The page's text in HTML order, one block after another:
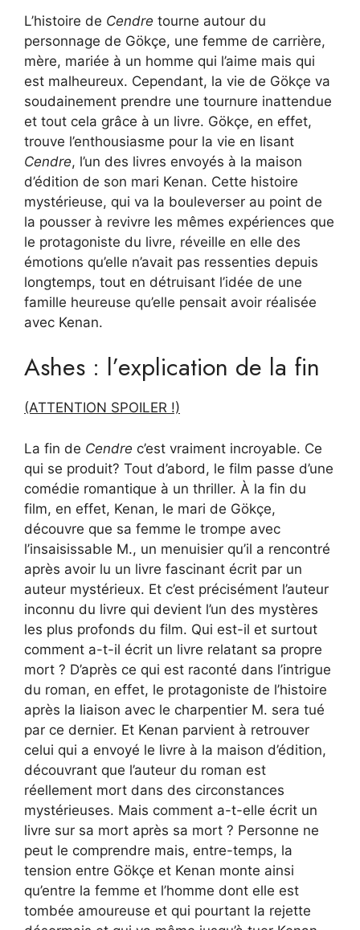
L’histoire de Cendre tourne autour du
personnage de Gökçe, une femme de carrière,
mère, mariée à un homme qui l’aime mais qui
est malheureux. Cependant, la vie de Gökçe va
soudainement prendre une tournure inattendue
et tout cela grâce à un livre. Gökçe, en effet,
trouve l’enthousiasme pour la vie en lisant
Cendre, l’un des livres envoyés à la maison
d’édition de son mari Kenan. Cette histoire
mystérieuse, qui va la bouleverser au point de
la pousser à revivre les mêmes expériences que
le protagoniste du livre, réveille en elle des
émotions qu’elle n’avait pas ressenties depuis
longtemps, tout en détruisant l’idée de ​​une
famille heureuse qu’elle pensait avoir réalisée
avec Kenan.
Ashes : l’explication de la fin
(ATTENTION SPOILER !)
La fin de Cendre c’est vraiment incroyable. Ce
qui se produit? Tout d’abord, le film passe d’une
comédie romantique à un thriller. À la fin du
film, en effet, Kenan, le mari de Gökçe,
découvre que sa femme le trompe avec
l’insaisissable M., un menuisier qu’il a rencontré
après avoir lu un livre fascinant écrit par un
auteur mystérieux. Et c’est précisément l’auteur
inconnu du livre qui devient l’un des mystères
les plus profonds du film. Qui est-il et surtout
comment a-t-il écrit un livre relatant sa propre
mort ? D’après ce qui est raconté dans l’intrigue
du roman, en effet, le protagoniste de l’histoire
après la liaison avec le charpentier M. sera tué
par ce dernier. Et Kenan parvient à retrouver
celui qui a envoyé le livre à la maison d’édition,
découvrant que l’auteur du roman est
réellement mort dans des circonstances
mystérieuses. Mais comment a-t-elle écrit un
livre sur sa mort après sa mort ? Personne ne
peut le comprendre mais, entre-temps, la
tension entre Gökçe et Kenan monte ainsi
qu’entre la femme et l’homme dont elle est
tombée amoureuse et qui pourtant la rejette